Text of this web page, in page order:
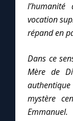
vocation
répand en
Dans ce
Mère de
mystère
Emmanuel.